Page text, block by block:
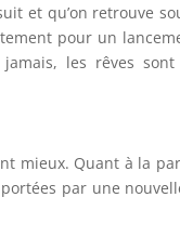
et qu’on retrouve
pour un
les rêves
mieux. Quant à la
par une